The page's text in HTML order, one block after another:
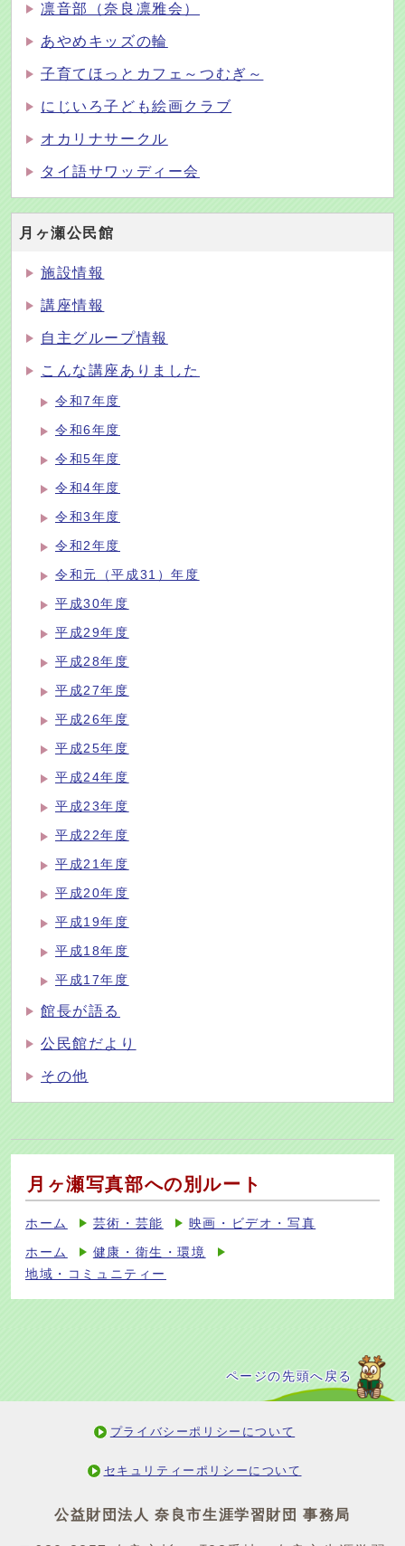
凛音部（奈良凛雅会）
あやめキッズの輪
子育てほっとカフェ～つむぎ～
にじいろ子ども絵画クラブ
オカリナサークル
タイ語サワッディー会
月ヶ瀬公民館
施設情報
講座情報
自主グループ情報
こんな講座ありました
令和7年度
令和6年度
令和5年度
令和4年度
令和3年度
令和2年度
令和元（平成31）年度
平成30年度
平成29年度
平成28年度
平成27年度
平成26年度
平成25年度
平成24年度
平成23年度
平成22年度
平成21年度
平成20年度
平成19年度
平成18年度
平成17年度
館長が語る
公民館だより
その他
月ヶ瀬写真部への別ルート
ホーム 芸術・芸能 映画・ビデオ・写真
ホーム
健康・衛生・環境
地域・コミュニティー
ページの先頭へ戻る
プライバシーポリシーについて
セキュリティーポリシーについて
公益財団法人 奈良市生涯学習財団 事務局